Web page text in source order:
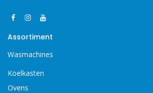
Assortiment
Wasmachines
Koelkasten
Ovens